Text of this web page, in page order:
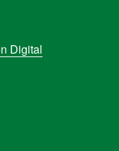
Digital